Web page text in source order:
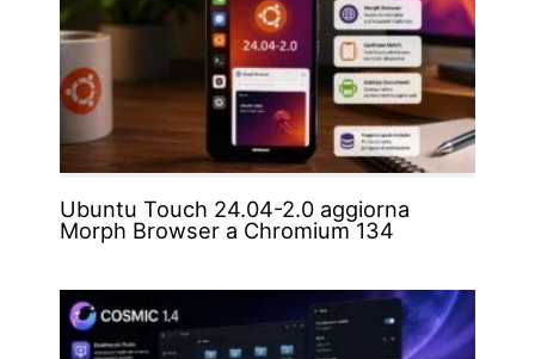
Ubuntu Touch 24.04-2.0 aggiorna
Morph Browser a Chromium 134